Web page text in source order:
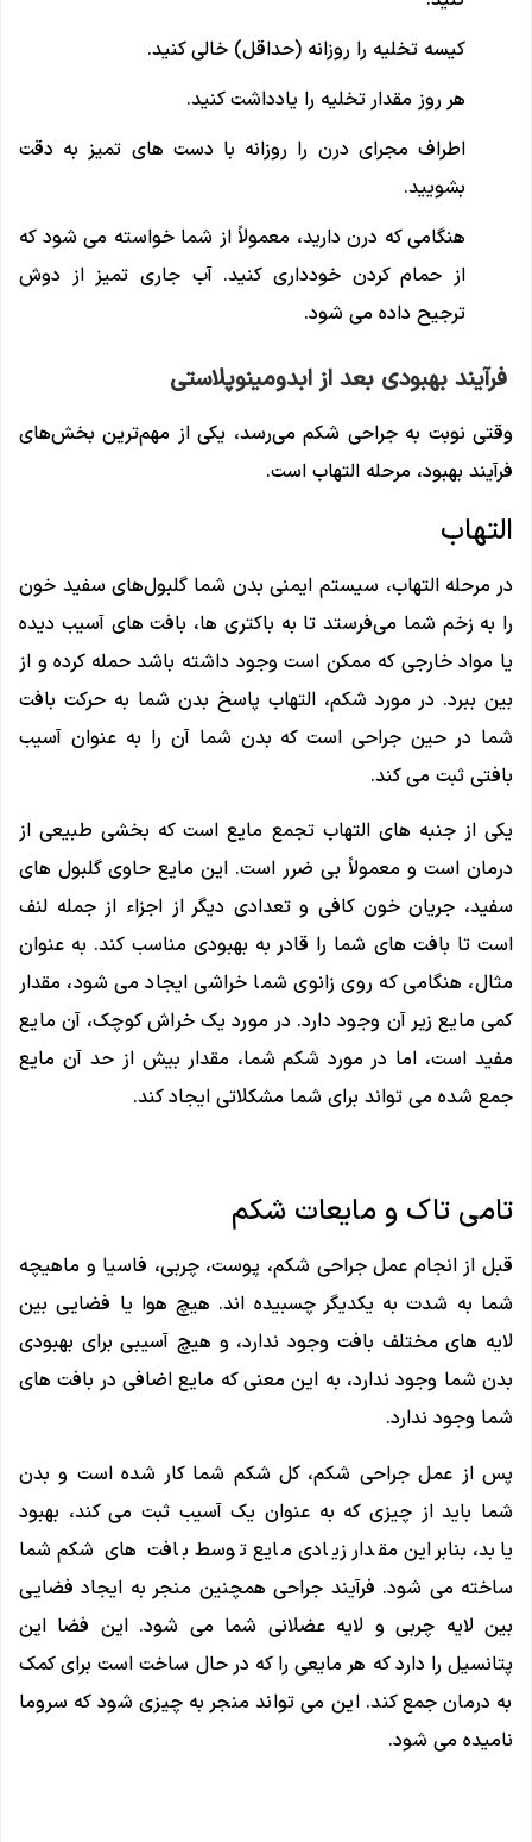
کیسه تخلیه را روزانه (حداقل) خالی کنید.
هر روز مقدار تخلیه را یادداشت کنید.
اطراف مجرای درن را روزانه با دست های تمیز به دقت
بشویید.
هنگامی که درن دارید، معمولاً از شما خواسته می شود که
از حمام کردن خودداری کنید. آب جاری تمیز از دوش
ترجیح داده می شود.
فرآیند بهبودی بعد از ابدومینوپلاستی
وقتی نوبت به جراحی شکم می‌رسد، یکی از مهم‌ترین بخش‌های
فرآیند بهبود، مرحله التهاب است.
التهاب
در مرحله التهاب، سیستم ایمنی بدن شما گلبول‌های سفید خون
را به زخم شما می‌فرستد تا به باکتری‌ ها، بافت ‌های آسیب ‌دیده
یا مواد خارجی که ممکن است وجود داشته باشد حمله کرده و از
بین ببرد. در مورد شکم، التهاب پاسخ بدن شما به حرکت بافت
شما در حین جراحی است که بدن شما آن را به عنوان آسیب
بافتی ثبت می کند.
یکی از جنبه های التهاب تجمع مایع است که بخشی طبیعی از
درمان است و معمولاً بی ضرر است. این مایع حاوی گلبول ‌های
سفید، جریان خون کافی و تعدادی دیگر از اجزاء از جمله لنف
است تا بافت‌ های شما را قادر به بهبودی مناسب کند. به عنوان
مثال، هنگامی که روی زانوی شما خراشی ایجاد می شود، مقدار
کمی مایع زیر آن وجود دارد. در مورد یک خراش کوچک، آن مایع
مفید است، اما در مورد شکم شما، مقدار بیش از حد آن مایع
جمع شده می تواند برای شما مشکلاتی ایجاد کند.
تامی تاک و مایعات شکم
قبل از انجام عمل جراحی شکم، پوست، چربی، فاسیا و ماهیچه
شما به شدت به یکدیگر چسبیده اند. هیچ هوا یا فضایی بین
لایه های مختلف بافت وجود ندارد، و هیچ آسیبی برای بهبودی
بدن شما وجود ندارد، به این معنی که مایع اضافی در بافت های
شما وجود ندارد.
پس از عمل جراحی شکم، کل شکم شما کار شده است و بدن
شما باید از چیزی که به عنوان یک آسیب ثبت می کند، بهبود
یابد، بنابراین مقدار زیادی مایع توسط بافت های شکم شما
ساخته می شود. فرآیند جراحی همچنین منجر به ایجاد فضایی
بین لایه چربی و لایه عضلانی شما می شود. این فضا این
پتانسیل را دارد که هر مایعی را که در حال ساخت است برای کمک
به درمان جمع کند. این می تواند منجر به چیزی شود که سروما
نامیده می شود.